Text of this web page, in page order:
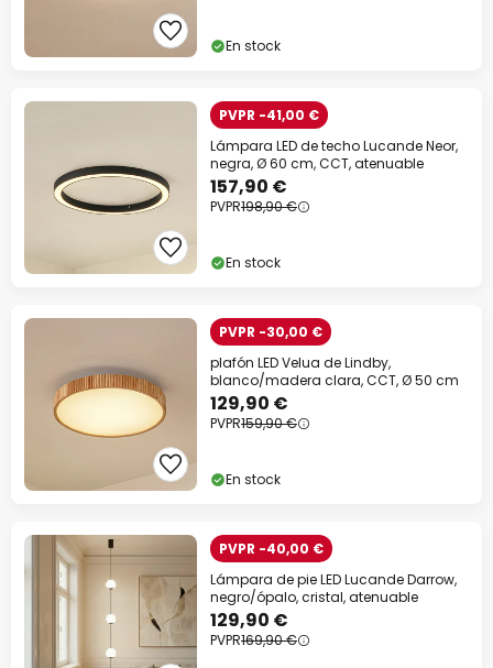
En stock
PVPR -41,00 €
Lámpara LED de techo Lucande Neor,
negra, Ø 60 cm, CCT, atenuable
157,90 €
PVPR198,90 €
En stock
PVPR -30,00 €
plafón LED Velua de Lindby,
blanco/madera clara, CCT, Ø 50 cm
129,90 €
PVPR159,90 €
En stock
PVPR -40,00 €
Lámpara de pie LED Lucande Darrow,
negro/ópalo, cristal, atenuable
129,90 €
PVPR169,90 €
Ahorra ahora